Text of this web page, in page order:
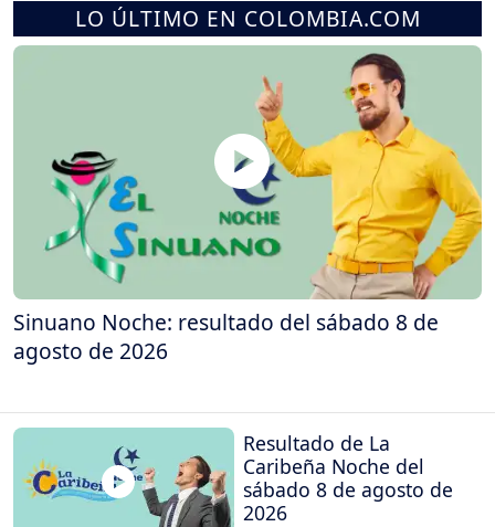
LO ÚLTIMO EN COLOMBIA.COM
Sinuano Noche: resultado del sábado 8 de
agosto de 2026
Resultado de La
Caribeña Noche del
sábado 8 de agosto de
2026